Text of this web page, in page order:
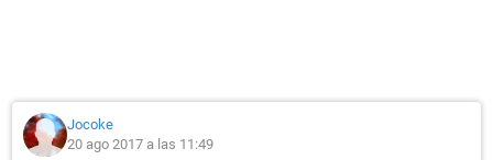
Jocoke
20 ago 2017 a las 11:49